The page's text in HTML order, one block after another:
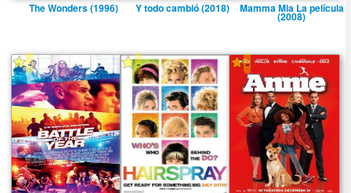
The Wonders (1996) Y todo cambió (2018) Mamma Mia La pelí­cula
(2008)
- - -